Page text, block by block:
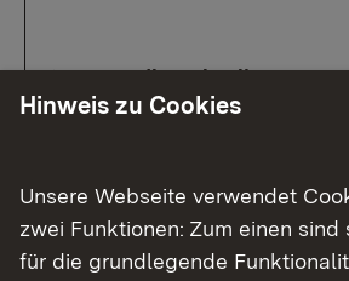
Zur Medienmitteilung
Hinweis zu Cookies
Unsere Webseite verwendet
zwei Funktionen: Zum einen
für die grundlegende